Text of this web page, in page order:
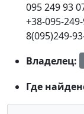
095 249 93
+38-095-
8(095)249-
Владелец:
Где